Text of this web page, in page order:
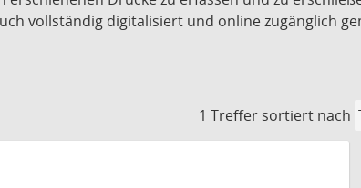
vollständig digitalisiert und online zugänglich
1 Treffer sortiert nach